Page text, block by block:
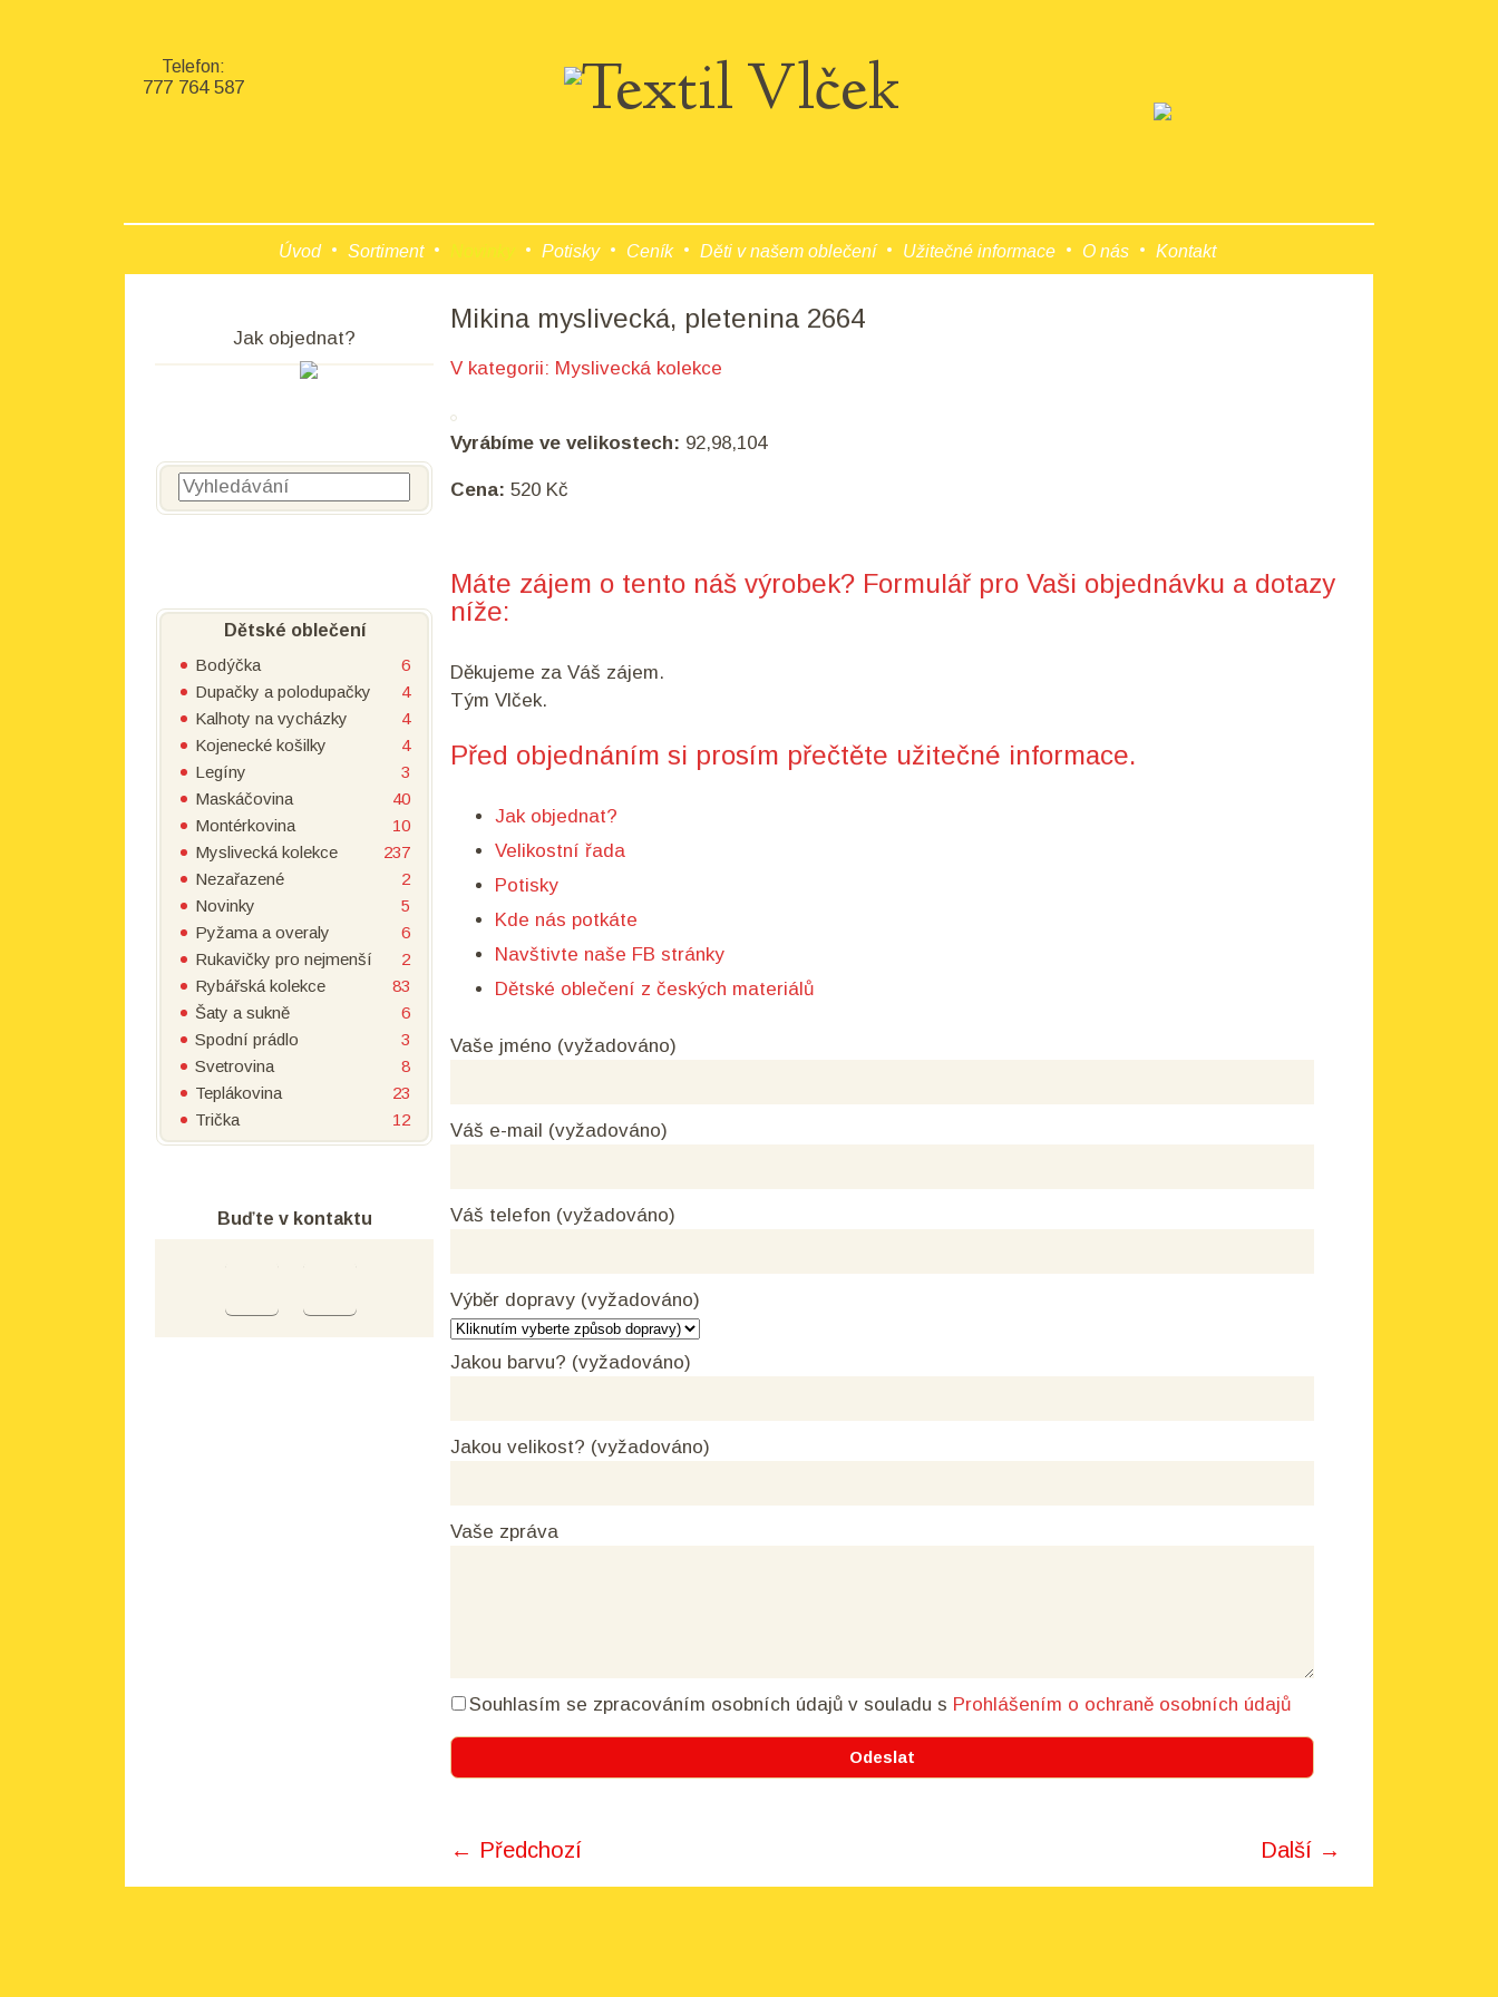
Telefon:
777 764 587
Úvod Sortiment Potisky Ceník Děti v našem oblečení Užitečné informace O nás Kontakt
Mikina myslivecká, pletenina 2664
V kategorii: Myslivecká kolekce
Vyrábíme ve velikostech: 92,98,104
Cena:520 Kč
Máte zájem o tento náš výrobek? Formulář pro Vaši objednávku a dotazy
níže:
Děkujeme za Váš zájem.
Tým Vlček.
Před objednáním si prosím přečtěte užitečné informace.
Jak objednat?
Velikostní řada
Potisky
Kde nás potkáte
Navštivte naše FB stránky
Dětské oblečení z českých materiálů
Vaše jméno (vyžadováno)
Váš e-mail (vyžadováno)
Váš telefon (vyžadováno)
Výběr dopravy (vyžadováno)
Jakou barvu? (vyžadováno)
Jakou velikost? (vyžadováno)
Vaše zpráva
Souhlasím se zpracováním osobních údajů v souladu s Prohlášením o ochraně osobních údajů
← Předchozí Další →
Jak objednat?
Vyhledávání
Dětské oblečení
Bodýčka
6
Dupačky a polodupačky
4
Kalhoty na vycházky
4
Kojenecké košilky
4
Legíny
3
Maskáčovina
40
Montérkovina
10
Myslivecká kolekce
237
Nezařazené
2
Novinky
5
Pyžama a overaly
6
Rukavičky pro nejmenší
2
Rybářská kolekce
83
Šaty a sukně
6
Spodní prádlo
3
Svetrovina
8
Teplákovina
23
Trička
12
Buďte v kontaktu